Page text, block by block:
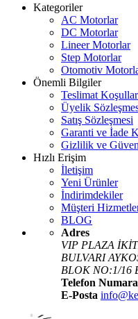
Kategoriler
AC Motorlar
DC Motorlar
Lineer Motorlar
Step Motorlar
Otomotiv
Önemli Bilgiler
Teslimat
Üyelik
Satış Sözleşmesi
Garanti ve İade
Gizlilik ve
Hızlı Erişim
İletişim
Yeni Ürünler
İndirimdekiler
Müşteri
BLOG
Adres
VIP PLAZA
BULVARI
BLOK NO:1/16
Telefon
E-Posta